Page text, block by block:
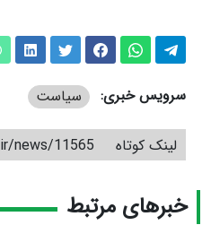
سرویس خبری: سیاست
لینک کوتاه news/11565
خبرهای مرتبط